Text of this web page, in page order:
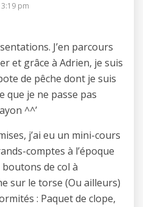
3:19 pm
J’en parcours
et grâce à Adrien, je suis
de pêche dont je suis
que je ne passe pas
^^’
j’ai eu un mini-cours
comptes à l’époque
boutons de col à
sur le torse (Ou ailleurs)
: Paquet de clope,